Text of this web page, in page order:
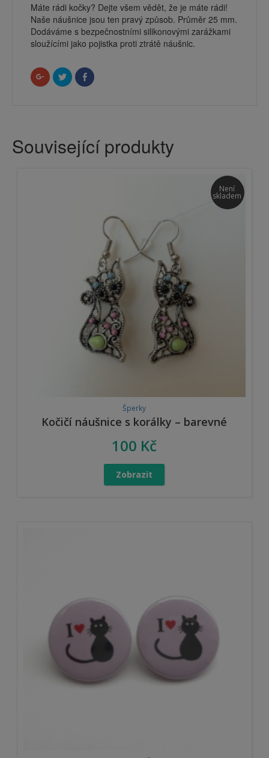
Máte rádi kočky? Dejte všem vědět, že je máte rádi!
Naše náušnice jsou ten pravý způsob. Průměr 25 mm.
Dodáváme s bezpečnostními silikonovými zarážkami
sloužícími jako pojistka proti ztrátě náušnic.
Sdílet
na
Google+
Sdílet
na
Twitteru
Click
to
okně)
Související produkty
Není
skladem
Šperky
Kočičí náušnice s korálky – barevné
100 Kč
Zobrazit